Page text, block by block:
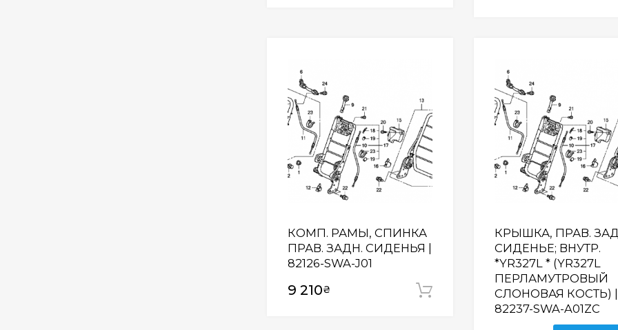
КОМП. РАМЫ, СПИНКА
ПРАВ. ЗАДН. СИДЕНЬЯ |
82126-SWA-J01
9 210₴ Додати у кошик
КРЫШКА, ПРАВ.
СИДЕНЬЕ; ВНУТР.
*YR327L * (YR327L
ПЕРЛАМУТРОВЫЙ
СЛОНОВАЯ КОСТЬ) |
82237-SWA-A01ZC